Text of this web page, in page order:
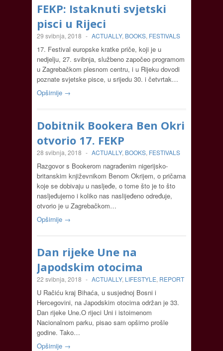
FEKP: Istaknuti svjetski
pisci u Rijeci
29 svibnja, 2018 - ACTUALLY, BOOKS, FESTIVALS
17. Festival europske kratke priče, koji je u
nedjelju, 27. svibnja, službeno započeo programom
u Zagrebačkom plesnom centru, i u Rijeku dovodi
poznate svjetske pisce, u srijedu 30. i četvrtak…
Opširnije →
Dobitnik Bookera Ben Okri
otvorio 17. FEKP
28 svibnja, 2018 - ACTUALLY, BOOKS, FESTIVALS
Razgovor s Bookerom nagrađenim nigerijsko-
britanskim književnikom Benom Okrijem, o pričama
koje se dobivaju u nasljeđe, o tome što je to što
nasljeđujemo i koliko nas naslijeđeno određuje,
otvorio je u Zagrebačkom…
Opširnije →
Dan rijeke Une na
Japodskim otocima
22 svibnja, 2018 - ACTUALLY, LIFESTYLE, REPORT
U Račiću kraj Bihaća, u susjednoj Bosni i
Hercegovini, na Japodskim otocima održan je 33.
Dan rijeke Une.O rijeci Uni i istoimenom
Nacionalnom parku, pisao sam opširno prošle
godine. Tako…
Opširnije →